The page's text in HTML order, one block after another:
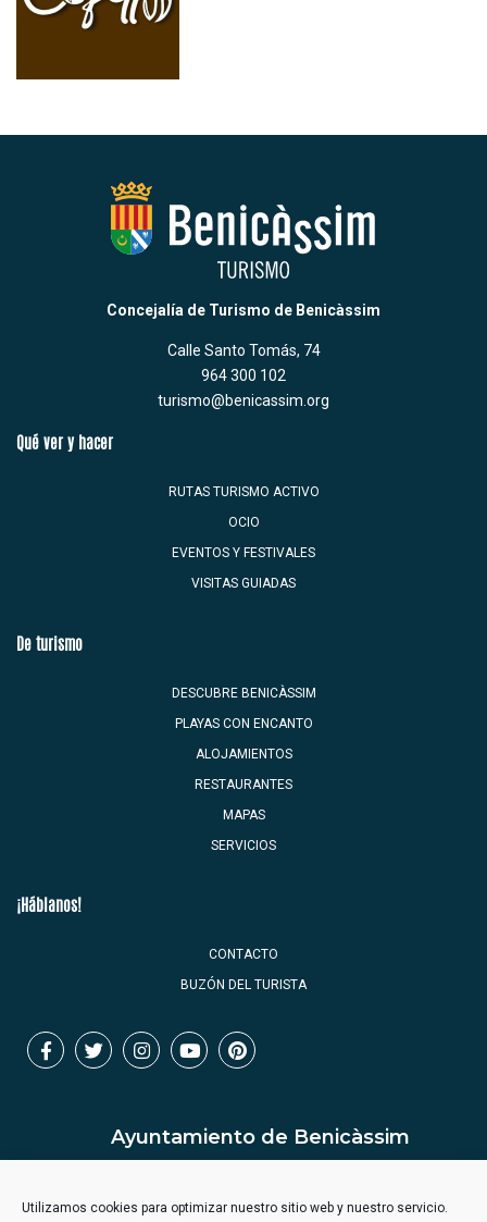
Utilizamos cookies para optimizar nuestro sitio web y nuestro servicio.
Concejalía de Turismo de Benicàssim
Calle Santo Tomás, 74
964 300 102
turismo@benicassim.org
Qué ver y hacer
RUTAS TURISMO ACTIVO
OCIO
EVENTOS Y FESTIVALES
VISITAS GUIADAS
De turismo
DESCUBRE BENICÀSSIM
PLAYAS CON ENCANTO
ALOJAMIENTOS
RESTAURANTES
MAPAS
SERVICIOS
¡Háblanos!
CONTACTO
BUZÓN DEL TURISTA
Ayuntamiento de Benicàssim